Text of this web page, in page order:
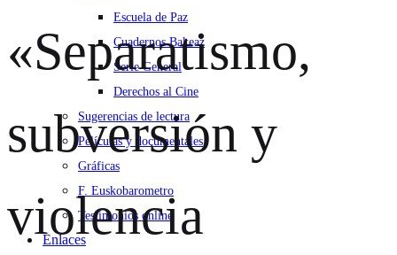
Escuela de Paz
Cuadernos Bakeaz
Serie General
Derechos al Cine
Sugerencias de lectura
Películas y documentales
Gráficas
F. Euskobarometro
Testimonios online
Enlaces
«Separatismo,
subversión y
violencia